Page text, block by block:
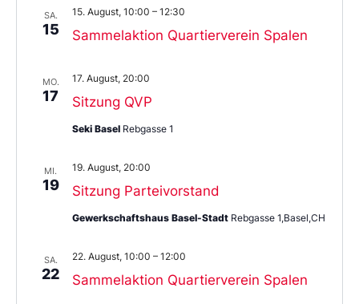
SA.
15 Sammelaktion Quartierverein Spalen
15. August, 10:00 – 12:30
MO.
17 Sitzung QVP
17. August, 20:00
Seki Basel Rebgasse 1
MI.
19 Sitzung Parteivorstand
19. August, 20:00
Gewerkschaftshaus Basel-Stadt Rebgasse 1,Basel,CH
SA.
22 Sammelaktion Quartierverein Spalen
22. August, 10:00 – 12:00